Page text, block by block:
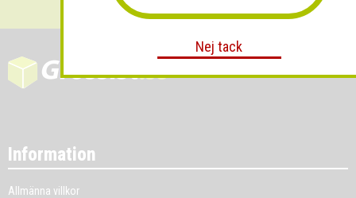
Information
Allmänna villkor
Nej tack